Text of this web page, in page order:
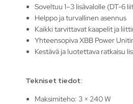
Soveltuu 1–3 lisävalolle (DT-6
Helppo ja turvallinen asennus
Kaikki tarvittavat kaapelit ja
Yhteensopiva XBB Power
Kestävä ja luotettava ratkaisu
Tekniset tiedot:
Maksimiteho: 3 × 240 W